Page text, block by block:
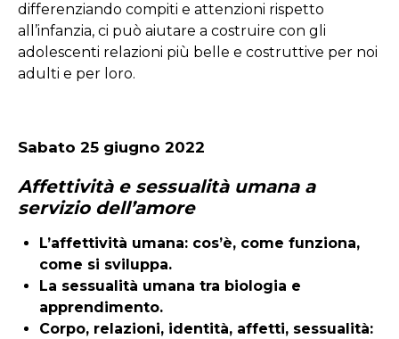
differenziando compiti e attenzioni rispetto
all’infanzia, ci può aiutare a costruire con gli
adolescenti relazioni più belle e costruttive per noi
adulti e per loro.
Sabato 25 giugno 2022
Affettività e sessualità umana a
servizio dell’amore
L’affettività umana: cos’è, come funziona,
come si sviluppa.
La sessualità umana tra biologia e
apprendimento.
Corpo, relazioni, identità, affetti, sessualità: